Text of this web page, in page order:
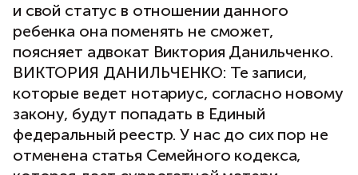
и свой статус в отношении данного
ребенка она поменять не сможет,
поясняет адвокат Виктория Данильченко.
ВИКТОРИЯ ДАНИЛЬЧЕНКО: Те записи,
которые ведет нотариус, согласно новому
закону, будут попадать в Единый
федеральный реестр. У нас до сих пор не
отменена статья Семейного кодекса,